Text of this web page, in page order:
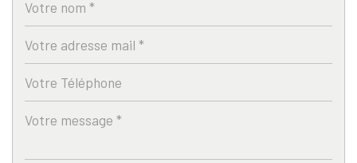
Cinéma
Collège
École primaire